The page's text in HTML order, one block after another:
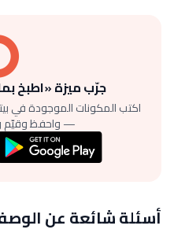
جرّب ميزة «اطبخ
اكتب المكونات الموجودة في
— واحفظ وقيّم
أسئلة شائعة عن